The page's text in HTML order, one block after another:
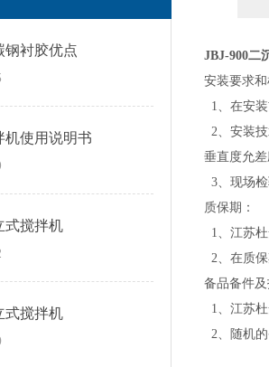
钢衬胶优点
机使用说明书
式搅拌机
式搅拌机
JBJ-900二
安装要求
1、在安
2、安装
垂直度允
3、现场
质保期：
1、江苏
2、在质
备品备件
1、江苏
2、随机